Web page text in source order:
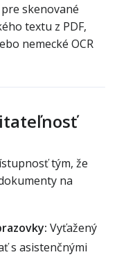
pre skenované
textu z PDF,
nemecké OCR
tým, že
na
Vyťažený
s asistenčnými